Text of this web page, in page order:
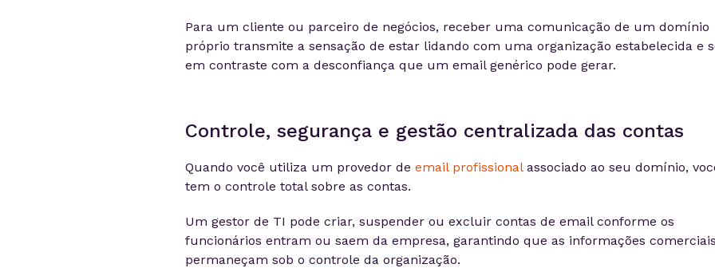
Para um cliente ou parceiro de negócios, receber uma comunicação de um domínio
próprio transmite a sensação de estar lidando com uma organização estabelecida e
em contraste com a desconfiança que um email genérico pode gerar.
Controle, segurança e gestão centralizada das contas
Quando você utiliza um provedor de email profissionalassociado ao seu domínio,
tem o controle total sobre as contas.
Um gestor de TI pode criar, suspender ou excluir contas de email conforme os
funcionários entram ou saem da empresa, garantindo que as informações comerciais
permaneçam sob o controle da organização.